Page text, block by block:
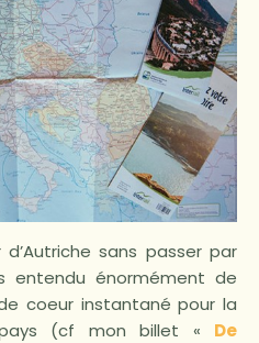
sans passer par
entendu énormément de
coeur instantané pour la
(cf mon billet « De